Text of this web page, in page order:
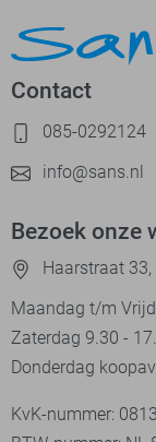
Contact
085-0292124
info@sans.nl
Bezoek onze
Haarstraat 33,
Maandag t/m
Zaterdag 9.30 -
Donderdag
KvK-nummer: